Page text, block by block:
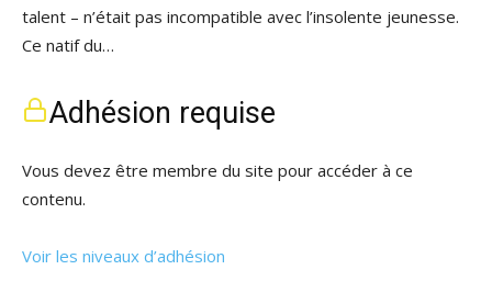
talent – n’était pas incompatible avec l’insolente jeunesse.
Ce natif du…
Adhésion requise
Vous devez être membre du site pour accéder à ce
contenu.
Voir les niveaux d’adhésion